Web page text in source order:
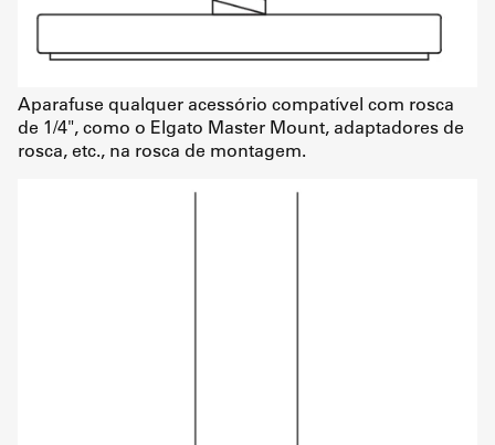
Aparafuse qualquer acessório compatível com rosca
de 1/4", como o Elgato Master Mount, adaptadores de
rosca, etc., na rosca de montagem.